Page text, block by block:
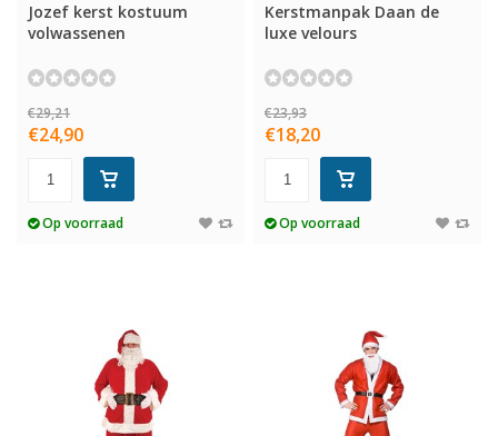
Jozef kerst kostuum
volwassenen
€29,21
€24,90
Op voorraad
Kerstmanpak Daan de
luxe velours
€23,93
€18,20
Op voorraad